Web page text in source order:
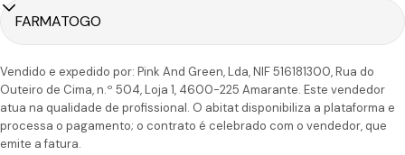
Vendido e expedido por: Pink And Green, Lda, NIF 516181300, Rua do
Outeiro de Cima, n.º 504, Loja 1, 4600-225 Amarante. Este vendedor
atua na qualidade de profissional. O abitat disponibiliza a plataforma e
processa o pagamento; o contrato é celebrado com o vendedor, que
emite a fatura.
Ilhas
CTT
6-7
Dias
úteis
11,90€110.00€